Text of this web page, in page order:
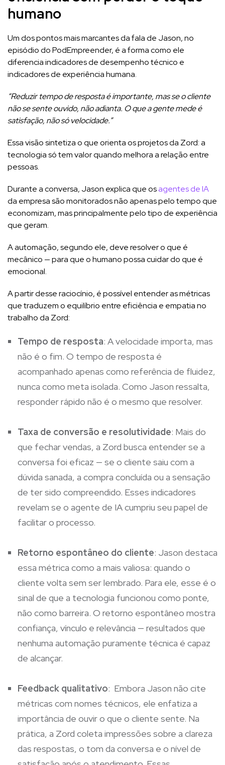
humano
Um dos pontos mais marcantes da fala de Jason, no
episódio do PodEmpreender, é a forma como ele
diferencia indicadores de desempenho técnico e
indicadores de experiência humana.
“Reduzir tempo de resposta é importante, mas se o cliente
não se sente ouvido, não adianta. O que a gente mede é
satisfação, não só velocidade.”
Essa visão sintetiza o que orienta os projetos da Zord: a
tecnologia só tem valor quando melhora a relação entre
pessoas.
Durante a conversa, Jason explica que osagentes de IA
da empresa são monitorados não apenas pelo tempo que
economizam, mas principalmente pelo tipo de experiência
que geram.
A automação, segundo ele, deve resolver o que é
mecânico — para que o humano possa cuidar do que é
emocional.
A partir desse raciocínio, é possível entender as métricas
que traduzem o equilíbrio entre eficiência e empatia no
trabalho da Zord:
Tempo de resposta: A velocidade importa, mas
não é o fim. O tempo de resposta é
acompanhado apenas como referência de fluidez,
nunca como meta isolada. Como Jason ressalta,
responder rápido não é o mesmo que resolver.
Taxa de conversão e resolutividade: Mais do
que fechar vendas, a Zord busca entender se a
conversa foi eficaz — se o cliente saiu com a
dúvida sanada, a compra concluída ou a sensação
de ter sido compreendido. Esses indicadores
revelam se o agente de IA cumpriu seu papel de
facilitar o processo.
Retorno espontâneo do cliente: Jason destaca
essa métrica como a mais valiosa: quando o
cliente volta sem ser lembrado. Para ele, esse é o
sinal de que a tecnologia funcionou como ponte,
não como barreira. O retorno espontâneo mostra
confiança, vínculo e relevância — resultados que
nenhuma automação puramente técnica é capaz
de alcançar.
Feedback qualitativo: Embora Jason não cite
métricas com nomes técnicos, ele enfatiza a
importância de ouvir o que o cliente sente. Na
prática, a Zord coleta impressões sobre a clareza
das respostas, o tom da conversa e o nível de